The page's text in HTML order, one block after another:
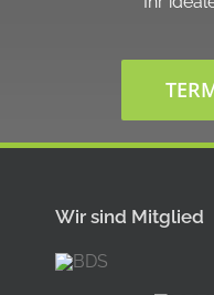
Wir sind Mitglied